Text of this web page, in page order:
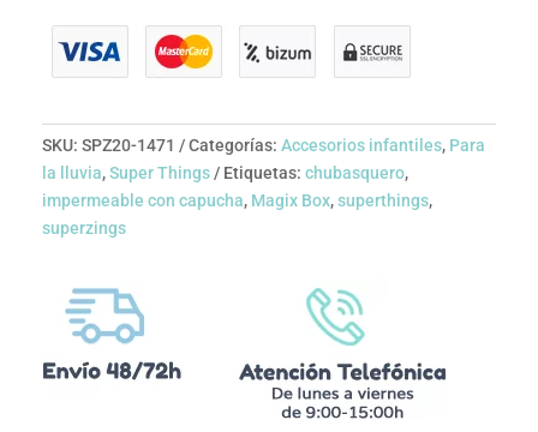
SKU: SPZ20-1471 Categorías: Accesorios infantiles, Para
la lluvia,Super Things Etiquetas: chubasquero,
impermeable con capucha, Magix Box,superthings,
superzings